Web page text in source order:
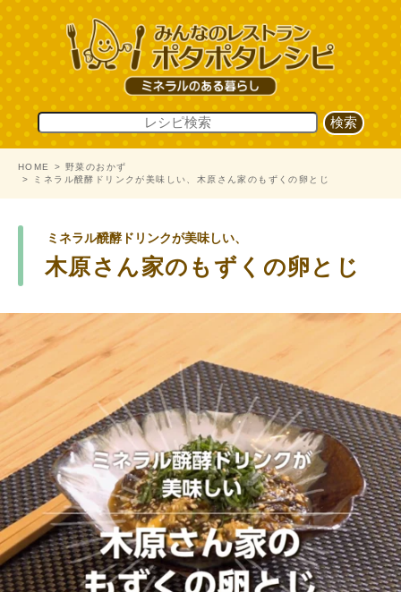
HOME
野菜のおかず
ミネラル醗酵ドリンクが美味しい、木原さん家のもずくの卵とじ
ミネラル醗酵ドリンクが美味しい、
木原さん家のもずくの卵とじ